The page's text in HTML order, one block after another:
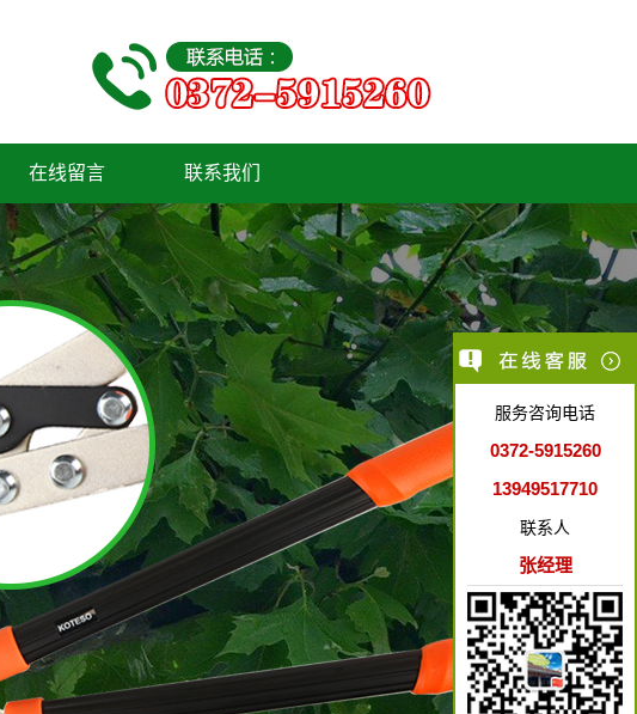
在线留言 联系我们
服务咨询电话
0372-5915260
13949517710
联系人
张经理